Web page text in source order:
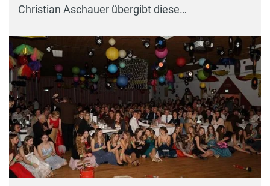
Christian Aschauer übergibt diese…